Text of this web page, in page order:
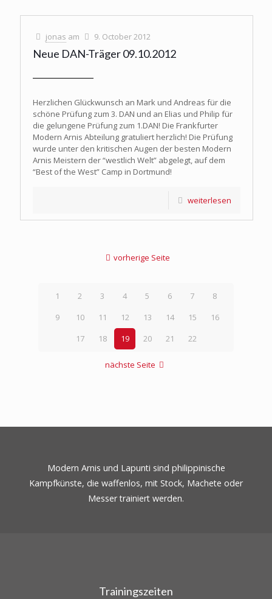
jonas am 9. October 2012
Neue DAN-Träger 09.10.2012
Herzlichen Glückwunsch an Mark und Andreas für die
schöne Prüfung zum 3. DAN und an Elias und Philip für
die gelungene Prüfung zum 1.DAN! Die Frankfurter
Modern Arnis Abteilung gratuliert herzlich! Die Prüfung
wurde unter den kritischen Augen der besten Modern
Arnis Meistern der “westlich Welt” abgelegt, auf dem
“Best of the West” Camp in Dortmund!
weiterlesen
vorherige Seite
1 2 3 4 5 6 7
8
9
10 11 12 13 14 15
16
17
18 19 20 21 22
nächste Seite
Modern Arnis und Lapunti sind philippinische
Kampfkünste, die waffenlos, mit Stock, Machete oder
Messer trainiert werden.
Trainingszeiten